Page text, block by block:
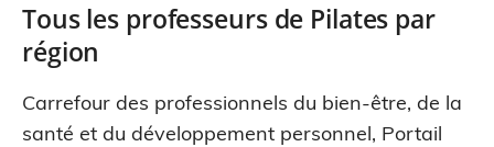
Tous les professeurs de Pilates par
région
Carrefour des professionnels du bien-être, de la
santé et du développement personnel, Portail